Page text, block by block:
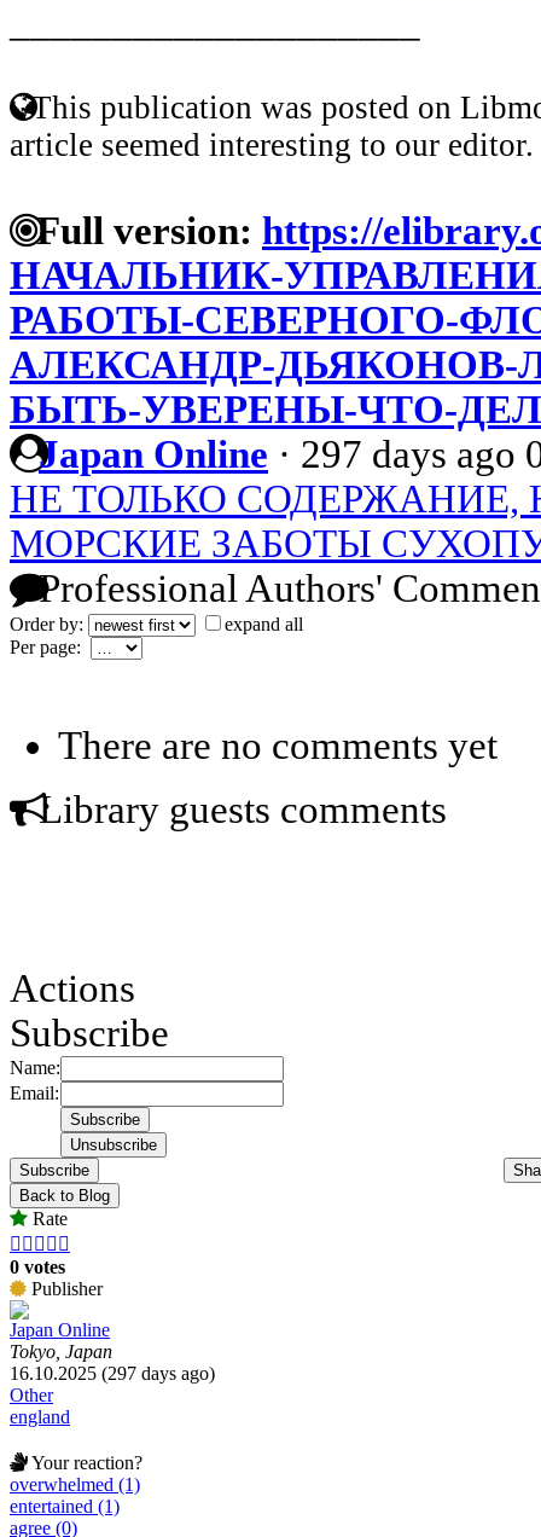
This publication was posted on
article seemed interesting to our editor.
Full version: https://
НАЧАЛЬНИК-
РАБОТЫ-СЕВЕРНОГО-
АЛЕКСАНДР-
БЫТЬ-УВЕРЕНЫ-ЧТО-
Japan Online · 297 days ago
НЕ ТОЛЬКО
МОРСКИЕ ЗАБОТЫ
Professional Authors'
Order by:
expand all
Per page:
There are no comments yet
Library guests comments
Actions
Subscribe
Name:
Email:
Subscribe
Back to Blog
Rate
    
0 votes
Publisher
Japan Online
Tokyo, Japan
16.10.2025 (297 days ago)
Other
england
Your reaction?
overwhelmed (1)
entertained (1)
agree (0)